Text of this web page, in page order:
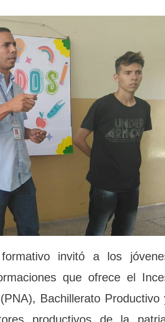
invitó a los
que ofrece el
Bachillerato Productivo
productivos de la